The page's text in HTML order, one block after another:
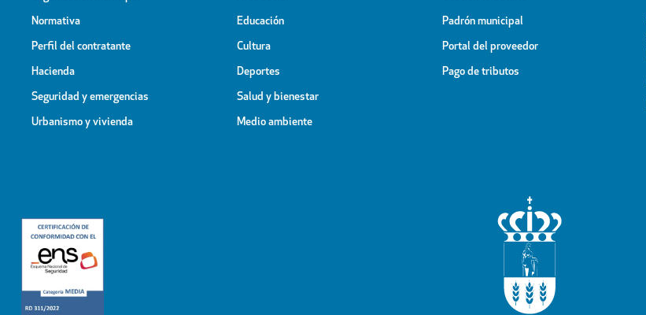
Normativa
Perfil del contratante
Hacienda
Seguridad y emergencias
Urbanismo y vivienda
Educación
Cultura
Deportes
Salud y bienestar
Medio ambiente
Padrón municipal
Portal del proveedor
Pago de tributos